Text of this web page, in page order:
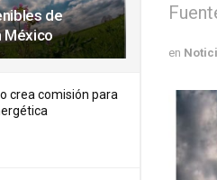
de
México
crea comisión para
en